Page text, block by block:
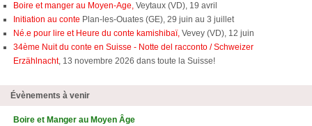
Boire et manger au Moyen-Age, Veytaux (VD), 19 avril
Initiation au conte Plan-les-Ouates (GE), 29 juin au 3 juillet
Né.e pour lire et Heure du conte kamishibaï, Vevey (VD), 12 juin
34ème Nuit du conte en Suisse - Notte del racconto / Schweizer
Erzählnacht, 13 novembre 2026 dans toute la Suisse!
Évènements à venir
Boire et Manger au Moyen Âge